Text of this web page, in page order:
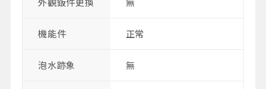
機能件 正常
泡水跡象 無